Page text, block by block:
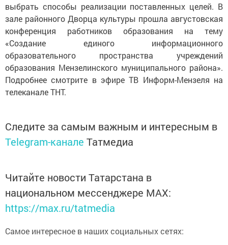
выбрать способы реализации поставленных целей. В
зале районного Дворца культуры прошла августовская
конференция работников образования на тему
«Создание единого информационного
образовательного пространства учреждений
образования Мензелинского муниципального района».
Подробнее смотрите в эфире ТВ Информ-Мензеля на
телеканале ТНТ.
Следите за самым важным и интересным в
Telegram-канале Татмедиа
Читайте новости Татарстана в
национальном мессенджере MАХ:
https://max.ru/tatmedia
Самое интересное в наших социальных сетях: